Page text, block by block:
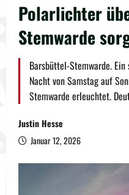
Polarlichter
Stemwarde
Barsbüttel-Stemwarde.
Nacht von Samstag auf
Stemwarde erleuchtet.
Justin Hesse
Januar 12, 2026